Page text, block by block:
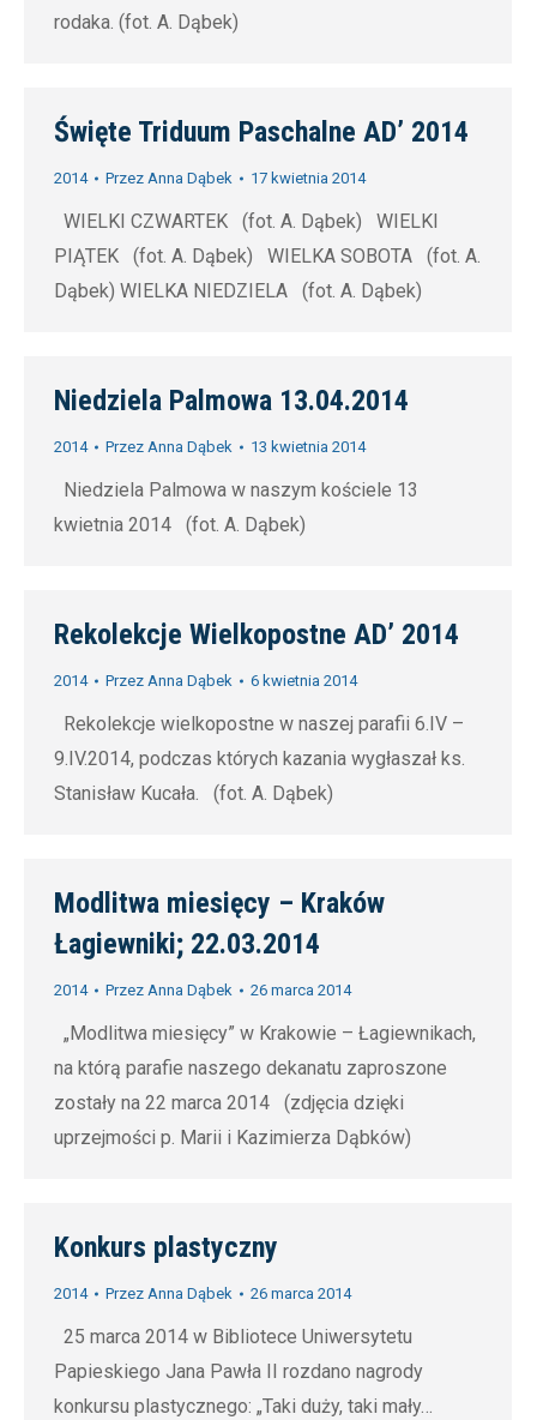
rodaka. (fot. A. Dąbek)
Święte Triduum Paschalne AD’ 2014
2014 Przez Anna Dąbek 17 kwietnia 2014
WIELKI CZWARTEK (fot. A. Dąbek) WIELKI
PIĄTEK (fot. A. Dąbek) WIELKA SOBOTA (fot. A.
Dąbek) WIELKA NIEDZIELA (fot. A. Dąbek)
Niedziela Palmowa 13.04.2014
2014 Przez Anna Dąbek 13 kwietnia 2014
Niedziela Palmowa w naszym kościele 13
kwietnia 2014 (fot. A. Dąbek)
Rekolekcje Wielkopostne AD’ 2014
2014 Przez Anna Dąbek 6 kwietnia 2014
Rekolekcje wielkopostne w naszej parafii 6.IV –
9.IV.2014, podczas których kazania wygłaszał ks.
Stanisław Kucała. (fot. A. Dąbek)
Modlitwa miesięcy – Kraków
Łagiewniki; 22.03.2014
2014 Przez Anna Dąbek 26 marca 2014
„Modlitwa miesięcy” w Krakowie – Łagiewnikach,
na którą parafie naszego dekanatu zaproszone
zostały na 22 marca 2014 (zdjęcia dzięki
uprzejmości p. Marii i Kazimierza Dąbków)
Konkurs plastyczny
2014 Przez Anna Dąbek 26 marca 2014
25 marca 2014 w Bibliotece Uniwersytetu
Papieskiego Jana Pawła II rozdano nagrody
konkursu plastycznego: „Taki duży, taki mały…